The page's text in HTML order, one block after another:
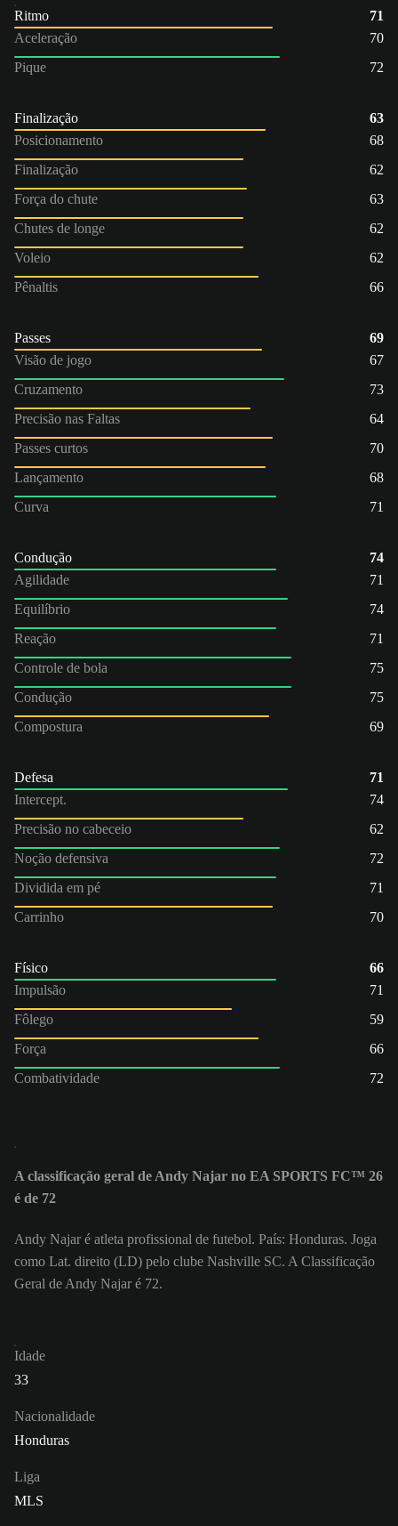
Ritmo
71
Aceleração
70
Pique
72
Finalização
63
Posicionamento
68
Finalização
62
Força do chute
63
Chutes de longe
62
Voleio
62
Pênaltis
66
Passes
69
Visão de jogo
67
Cruzamento
73
Precisão nas Faltas
64
Passes curtos
70
Lançamento
68
Curva
71
Condução
74
Agilidade
71
Equilíbrio
74
Reação
71
Controle de bola
75
Condução
75
Compostura
69
Defesa
71
Intercept.
74
Precisão no cabeceio
62
Noção defensiva
72
Dividida em pé
71
Carrinho
70
Físico
66
Impulsão
71
Fôlego
59
Força
66
Combatividade
72
A classificação geral de Andy Najar no EA SPORTS FC™ 26
é de 72
Andy Najar é atleta profissional de futebol. País: Honduras. Joga
como Lat. direito (LD) pelo clube Nashville SC. A Classificação
Geral de Andy Najar é 72.
Idade
33
Nacionalidade
Honduras
Liga
MLS